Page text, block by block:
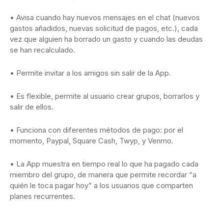
• Avisa cuando hay nuevos mensajes en el chat (nuevos
gastos añadidos, nuevas solicitud de pagos, etc.), cada
vez que alguien ha borrado un gasto y cuando las deudas
se han recalculado.
• Permite invitar a los amigos sin salir de la App.
• Es flexible, permite al usuario crear grupos, borrarlos y
salir de ellos.
• Funciona con diferentes métodos de pago: por el
momento, Paypal, Square Cash, Twyp, y Venmo.
• La App muestra en tiempo real lo que ha pagado cada
miembro del grupo, de manera que permite recordar “a
quién le toca pagar hoy” a los usuarios que comparten
planes recurrentes.